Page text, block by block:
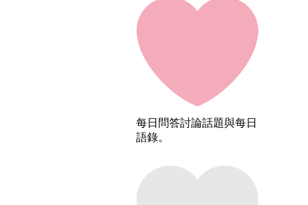
每日問答討論話題與每日
語錄。